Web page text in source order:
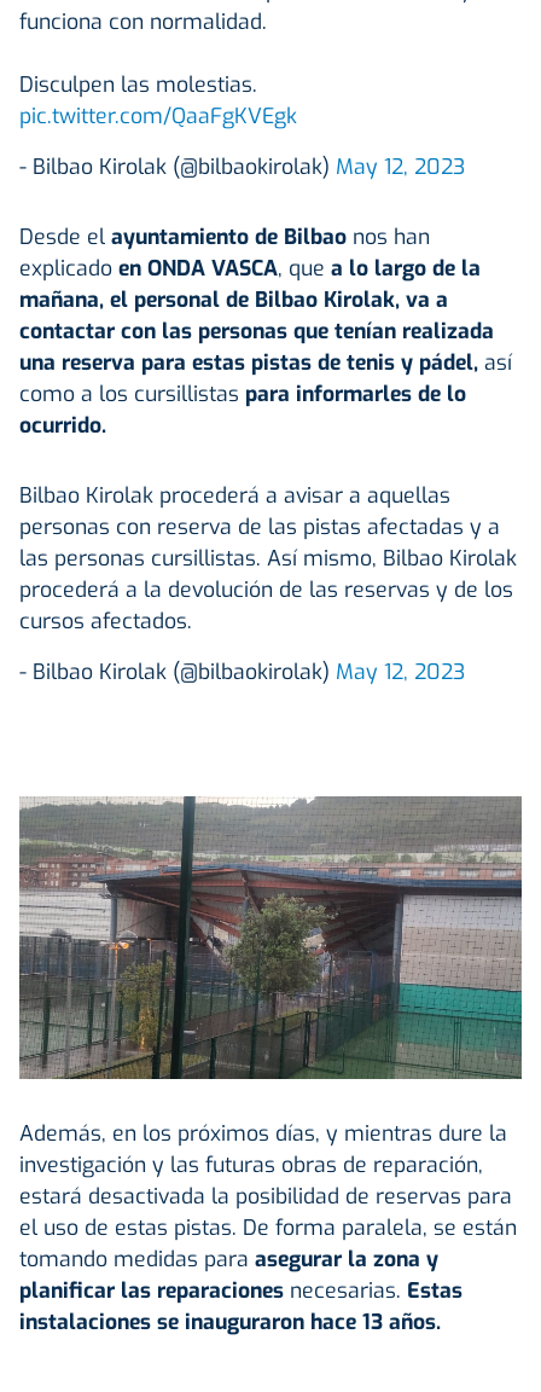
funciona con normalidad.
Disculpen las molestias.
pic.twitter.com/QaaFgKVEgk
- Bilbao Kirolak (@bilbaokirolak) May 12, 2023
Desde el ayuntamiento de Bilbao nos han
explicado en ONDA VASCA, que a lo largo de la
mañana, el personal de Bilbao Kirolak, va a
contactar con las personas que tenían realizada
una reserva para estas pistas de tenis y pádel, así
como a los cursillistas para informarles de lo
ocurrido.
Bilbao Kirolak procederá a avisar a aquellas
personas con reserva de las pistas afectadas y a
las personas cursillistas. Así mismo, Bilbao Kirolak
procederá a la devolución de las reservas y de los
cursos afectados.
- Bilbao Kirolak (@bilbaokirolak) May 12, 2023
Además, en los próximos días, y mientras dure la
investigación y las futuras obras de reparación,
estará desactivada la posibilidad de reservas para
el uso de estas pistas. De forma paralela, se están
tomando medidas para asegurar la zona y
planificar las reparaciones necesarias. Estas
instalaciones se inauguraron hace 13 años.